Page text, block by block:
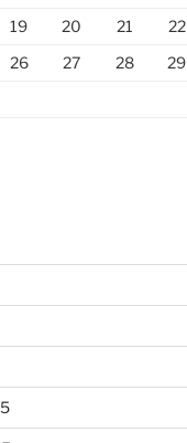
19 20 21 22
26 27 28 29